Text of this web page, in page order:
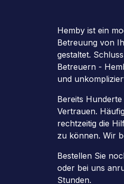
Hemby ist ein
Betreuung von
gestaltet.
Betreuern -
und
Bereits
Vertrauen.
rechtzeitig die
zu können. Wir
Bestellen Sie
oder bei uns
Stunden.